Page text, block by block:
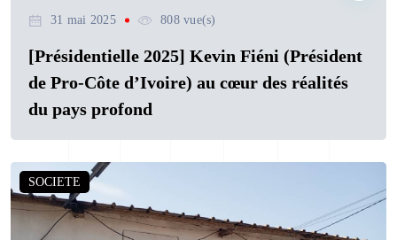
31 mai 2025 808 vue(s)
[Présidentielle 2025] Kevin Fiéni (Président
de Pro-Côte d’Ivoire) au cœur des réalités
du pays profond
SOCIETE